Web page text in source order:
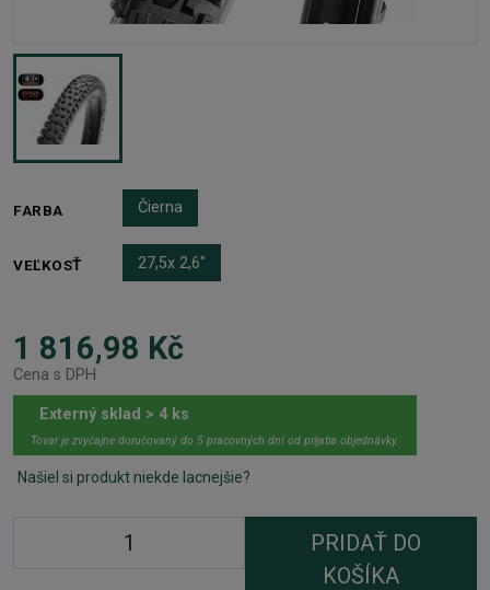
FARBA Čierna
VEĽKOSŤ 27,5x 2,6"
1 816,98 Kč
Cena s DPH
Externý sklad > 4 ks
Tovar je zvyčajne doručovaný do 5 pracovných dní od prijatia objednávky.
Našiel si produkt niekde lacnejšie?
PRIDAŤ DO
KOŠÍKA